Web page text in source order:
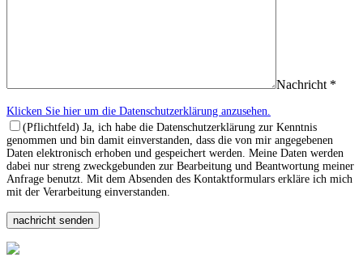
Nachricht *
Klicken Sie hier um die Datenschutzerklärung anzusehen.
(Pflichtfeld) Ja, ich habe die Datenschutzerklärung zur Kenntnis
genommen und bin damit einverstanden, dass die von mir angegebenen
Daten elektronisch erhoben und gespeichert werden. Meine Daten werden
dabei nur streng zweckgebunden zur Bearbeitung und Beantwortung meiner
Anfrage benutzt. Mit dem Absenden des Kontaktformulars erkläre ich mich
mit der Verarbeitung einverstanden.